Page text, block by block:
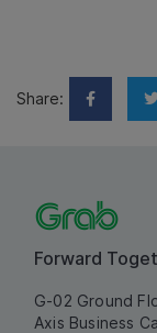
Share:
Forward
G-02 Ground
Axis Business